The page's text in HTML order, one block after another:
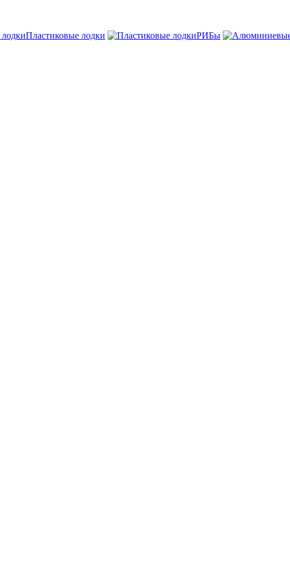
Пластиковые лодки РИБы